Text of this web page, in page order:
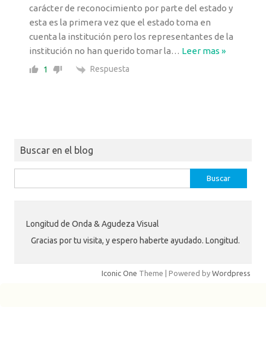
carácter de reconocimiento por parte del estado y
esta es la primera vez que el estado toma en
cuenta la institución pero los representantes de la
institución no han querido tomar la… Leer mas »
1 Respuesta
Buscar en el blog
Longitud de Onda & Agudeza Visual
Gracias por tu visita, y espero haberte ayudado. Longitud.
Iconic One Theme | Powered by Wordpress